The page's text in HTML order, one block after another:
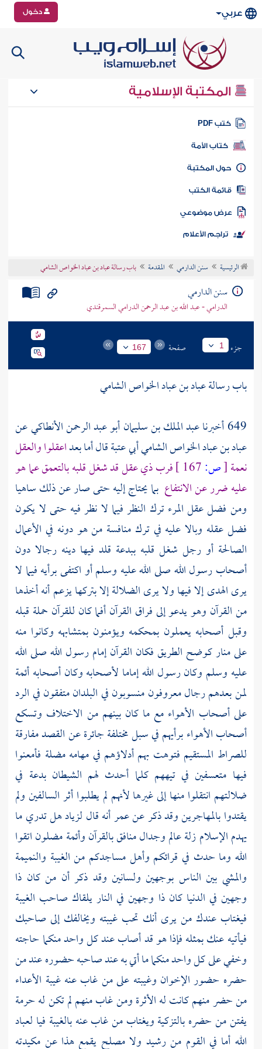
عربي دخول
المكتبة الإسلامية
كتب PDF
كتاب الأمة
المكتبة
الكتب
موضوعي
تراجم الأعلام
الرئيسية سنن الدارمي المقدمة باب رسالة عباد بن عباد الخواص الشامي
سنن الدارمي
الدرامي - عبد الله بن عبد الرحمن الدرامي السمرقندي
جزء 1 صفحة 167
باب رسالةعباد بن عباد الخواص الشامي
649 أخبرنا
عبد الملك بن سليمان أبو عبد الرحمن الأنطاكيعن
عباد بن عباد الخواص الشامي أبي عتبةقال أما بعداعقلوا والعقل
نعمة[ص:
فرب ذي عقل قد شغل قلبه بالتعمق عما هو
عليه ضرر عن الانتفاع بما يحتاج إليه حتى صار عن ذلك ساهيا
ومن فضل عقل المرء ترك النظر فيما لا نظر فيه حتى لا يكون
فضل عقله وبالا عليه في ترك منافسة من هو دونه في الأعمال
الصالحة أو رجل شغل قلبه ببدعة قلد فيها دينه رجالا دون
أصحاب رسول اللهصلى الله عليه وسلم أو اكتفى برأيه فيما لا
يرى الهدى إلا فيها ولا يرى الضلالة إلا بتركها يزعم أنه أخذها
من القرآن وهو يدعو إلى فراق القرآن أفما كان للقرآن حملة قبله
وقبل أصحابه يعملون بمحكمه ويؤمنون بمتشابهه وكانوا منه
على منار كوضح الطريق فكان القرآن إمام رسول الله صلى الله
عليه وسلم وكان رسول الله إماما لأصحابه وكان أصحابه أئمة
لمن بعدهم رجال معروفون منسوبون في البلدان متفقون في الرد
على أصحاب الأهواء مع ما كان بينهم من الاختلاف وتسكع
أصحاب الأهواء برأيهم في سبل مختلفة جائرة عن القصد مفارقة
للصراط المستقيم فتوهت بهم أدلاؤهم في مهامه مضلة فأمعنوا
فيها متعسفين في تيههم كلما أحدث لهم الشيطان بدعة في
ضلالتهم انتقلوا منها إلى غيرها لأنهم لم يطلبوا أثر السالفين ولم
يقتدوابالمهاجرينوقد ذكر عنعمرأنه قال لزيادهل تدري ما
يهدم الإسلام زلة عالم وجدال منافق بالقرآن وأئمة مضلون اتقوا
الله وما حدث في قرائكم وأهل مساجدكم من الغيبة والنميمة
والمشي بين الناس بوجهين ولسانين وقد ذكر أن من كان ذا
وجهين في الدنيا كان ذا وجهين في النار يلقاك صاحب الغيبة
فيغتاب عندك من يرى أنك تحب غيبته ويخالفك إلى صاحبك
فيأتيه عنك بمثله فإذا هو قد أصاب عند كل واحد منكما حاجته
وخفي على كل واحد منكما ما أتي به عند صاحبه حضوره عند من
حضره حضور الإخوان وغيبته على من غاب عنه غيبة الأعداء
من حضر منهم كانت له الأثرة ومن غاب منهم لم تكن له حرمة
يفتن من حضره بالتزكية ويغتاب من غاب عنه بالغيبة فيا لعباد
الله أما في القوم من رشيد ولا مصلح يقمع هذا عن مكيدته